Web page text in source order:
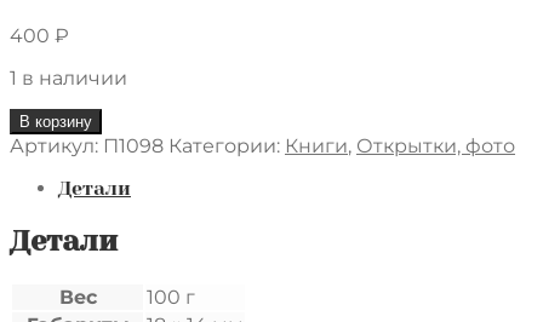
400 ₽
1 в наличии
Количество
товара
набора
из
СССР.
Петродворца.
В корзину
Артикул: П1098 Категории: Книги, Открытки, фото
Детали
Детали
Вес
100 г